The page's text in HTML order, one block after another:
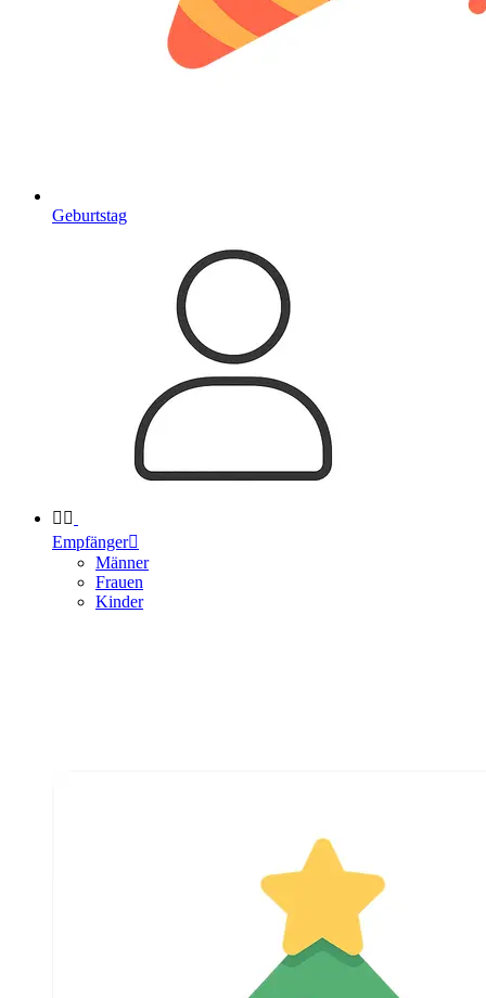
Geburtstag
 
Empfänger
Männer
Frauen
Kinder